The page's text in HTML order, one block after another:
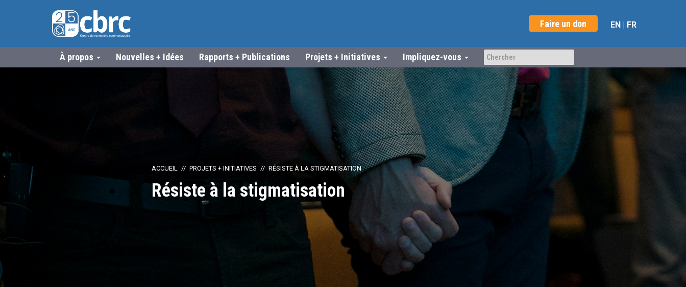
Faire un don EN | FR
À propos Nouvelles + Idées Rapports + Publications Projets + Initiatives Impliquez-vous
ACCUEIL PROJETS + INITIATIVES RÉSISTE À LA STIGMATISATION
Résiste à la stigmatisation